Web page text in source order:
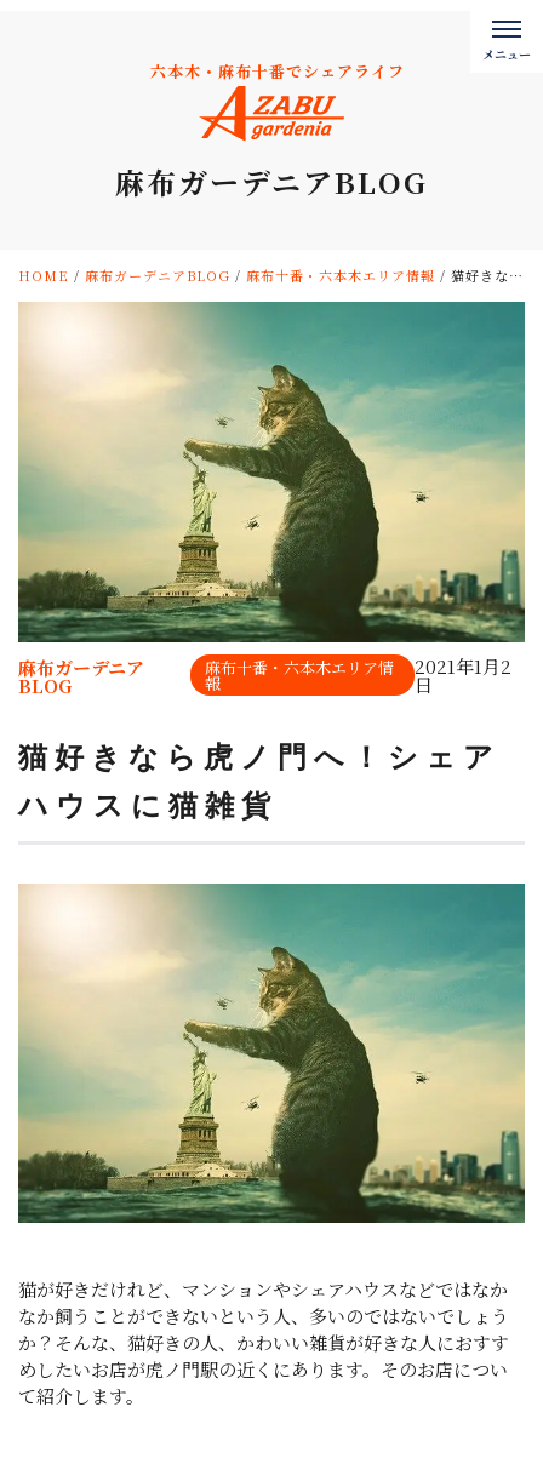
六本木・麻布十番でシェアライフ
麻布ガーデニアBLOG
HOME / 麻布ガーデニアBLOG / 麻布十番・六本木エリア情報 / 猫好きなら虎ノ門へ！シェアハウスに猫雑貨
麻布ガーデニア
BLOG
麻布十番・六本木エリア情
報
2021年1月2
日
猫好きなら虎ノ門へ！シェア
ハウスに猫雑貨
猫が好きだけれど、マンションやシェアハウスなどではなか
なか飼うことができないという人、多いのではないでしょう
か？そんな、猫好きの人、かわいい雑貨が好きな人におすす
めしたいお店が虎ノ門駅の近くにあります。そのお店につい
て紹介します。